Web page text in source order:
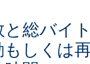
総バイ
しくは